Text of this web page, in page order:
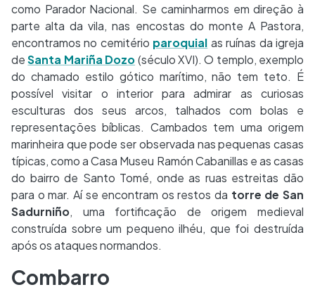
como Parador Nacional. Se caminharmos em direção à
parte alta da vila, nas encostas do monte A Pastora,
encontramos no cemitério paroquial as ruínas da igreja
deSanta Mariña Dozo(século XVI). O templo, exemplo
do chamado estilo gótico marítimo, não tem teto. É
possível visitar o interior para admirar as curiosas
esculturas dos seus arcos, talhados com bolas e
representações bíblicas. Cambados tem uma origem
marinheira que pode ser observada nas pequenas casas
típicas, como a Casa Museu Ramón Cabanillas e as casas
do bairro de Santo Tomé, onde as ruas estreitas dão
para o mar. Aí se encontram os restos da torre de San
Sadurniño, uma fortificação de origem medieval
construída sobre um pequeno ilhéu, que foi destruída
após os ataques normandos.
Combarro